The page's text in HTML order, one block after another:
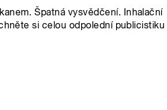
Špatná vysvědčení. Inhalační
si celou odpolední publicistiku